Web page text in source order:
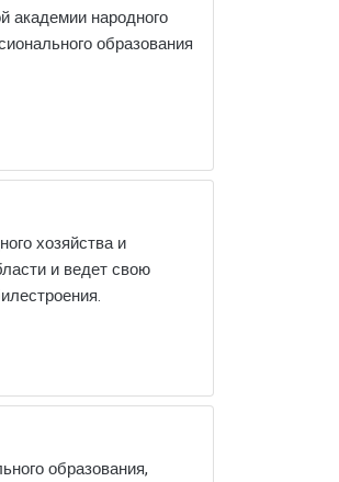
академии народного
образования
хозяйства и
и ведет свою
образования,